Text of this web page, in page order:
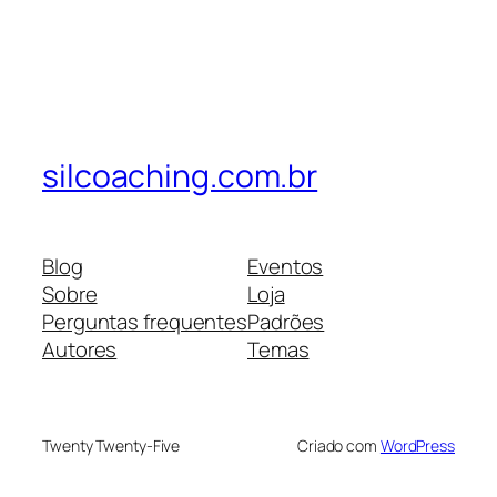
silcoaching.com.br
Blog
Sobre
Perguntas frequentes
Autores
Eventos
Loja
Padrões
Temas
Twenty Twenty-Five Criado com WordPress